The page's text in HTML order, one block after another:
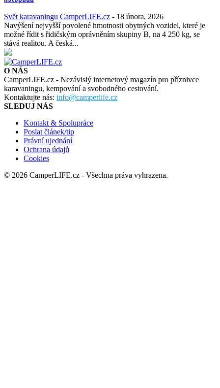
Svět karavaningu CamperLIFE.cz - 18 února, 2026
Navýšení nejvyšší povolené hmotnosti obytných vozidel, které je
možné řídit s řidičským oprávněním skupiny B, na 4 250 kg, se
stává realitou. A česká...
O NÁS
CamperLIFE.cz - Nezávislý internetový magazín pro příznivce
karavaningu, kempování a svobodného cestování.
Kontaktujte nás: info@camperlife.cz
SLEDUJ NÁS
Kontakt & Spolupráce
Poslat článek/tip
Právní ujednání
Ochrana údajů
Cookies
© 2026 CamperLIFE.cz - Všechna práva vyhrazena.